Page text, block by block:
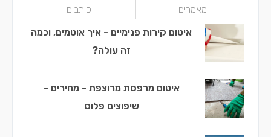
מאמרים כותבים
איטום קירות פנימיים - איך אוטמים, וכמה
זה עולה?
איטום מרפסת מרוצפת - מחירים -
שיפוצים פלוס